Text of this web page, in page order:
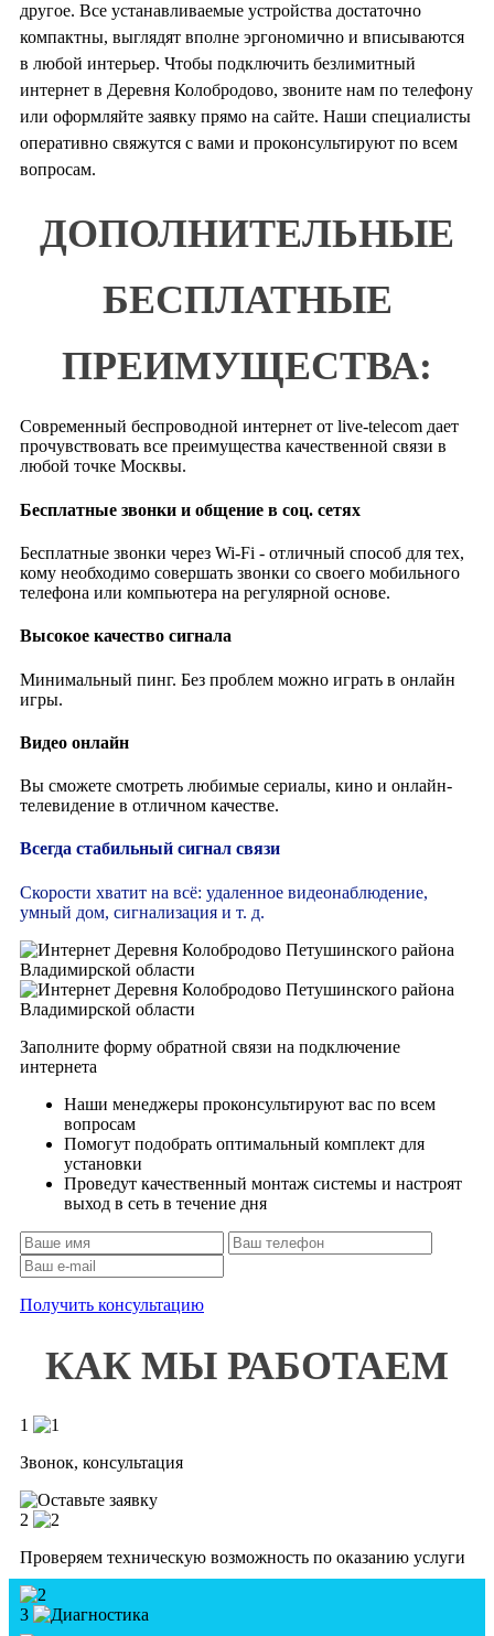
другое. Все устанавливаемые устройства достаточно
компактны, выглядят вполне эргономично и вписываются
в любой интерьер. Чтобы подключить безлимитный
интернет в Деревня Колобродово, звоните нам по телефону
или оформляйте заявку прямо на сайте. Наши специалисты
оперативно свяжутся с вами и проконсультируют по всем
вопросам.
ДОПОЛНИТЕЛЬНЫЕ
БЕСПЛАТНЫЕ
ПРЕИМУЩЕСТВА:
Современный беспроводной интернет от live-telecom дает
прочувствовать все преимущества качественной связи в
любой точке Москвы.
Бесплатные звонки и общение в соц. сетях
Бесплатные звонки через Wi-Fi - отличный способ для тех,
кому необходимо совершать звонки со своего мобильного
телефона или компьютера на регулярной основе.
Высокое качество сигнала
Минимальный пинг. Без проблем можно играть в онлайн
игры.
Видео онлайн
Вы сможете смотреть любимые сериалы, кино и онлайн-
телевидение в отличном качестве.
Всегда стабильный сигнал связи
Скорости хватит на всё: удаленное видеонаблюдение,
умный дом, сигнализация и т. д.
Заполните форму обратной связи на подключение
интернета
Наши менеджеры проконсультируют вас по всем
вопросам
Помогут подобрать оптимальный комплект для
установки
Проведут качественный монтаж системы и настроят
выход в сеть в течение дня
Получить консультацию
КАК МЫ РАБОТАЕМ
1
Звонок, консультация
2
Проверяем техническую возможность по оказанию услуги
3